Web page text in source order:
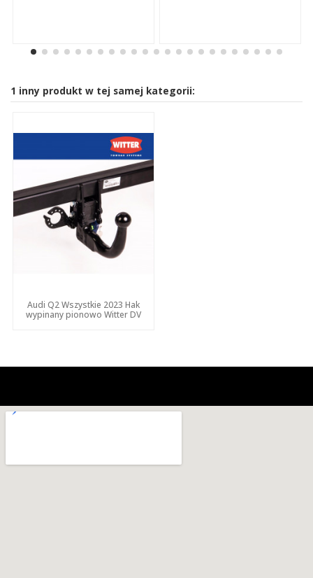
1 inny produkt w tej samej kategorii:
Audi Q2 Wszystkie 2023 Hak
wypinany pionowo Witter DV